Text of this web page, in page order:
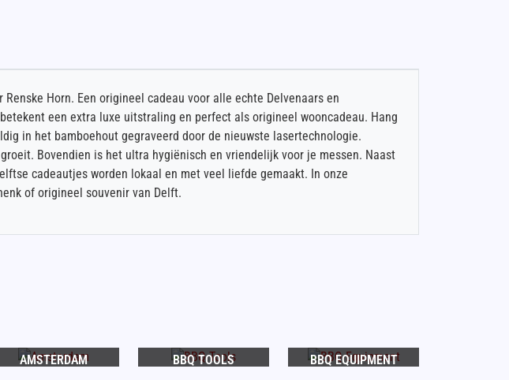
Horn. Een origineel cadeau voor alle echte Delvenaars en
een extra luxe uitstraling en perfect als origineel wooncadeau. Hang
in het bamboehout gegraveerd door de nieuwste lasertechnologie.
Bovendien is het ultra hygiënisch en vriendelijk voor je messen. Naast
cadeautjes worden lokaal en met veel liefde gemaakt. In onze
of origineel souvenir van Delft.
AMSTERDAM BBQ TOOLS BBQ EQUIPMENT